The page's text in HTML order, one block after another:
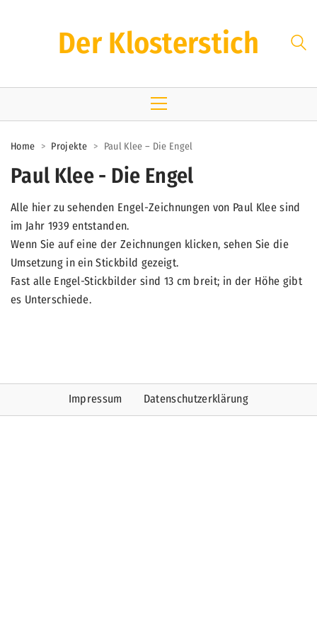
Der Klosterstich
Home > Projekte > Paul Klee – Die Engel
Paul Klee - Die Engel
Alle hier zu sehenden Engel-Zeichnungen von Paul Klee sind
im Jahr 1939 entstanden.
Wenn Sie auf eine der Zeichnungen klicken, sehen Sie die
Umsetzung in ein Stickbild gezeigt.
Fast alle Engel-Stickbilder sind 13 cm breit; in der Höhe gibt
es Unterschiede.
Impressum Datenschutzerklärung